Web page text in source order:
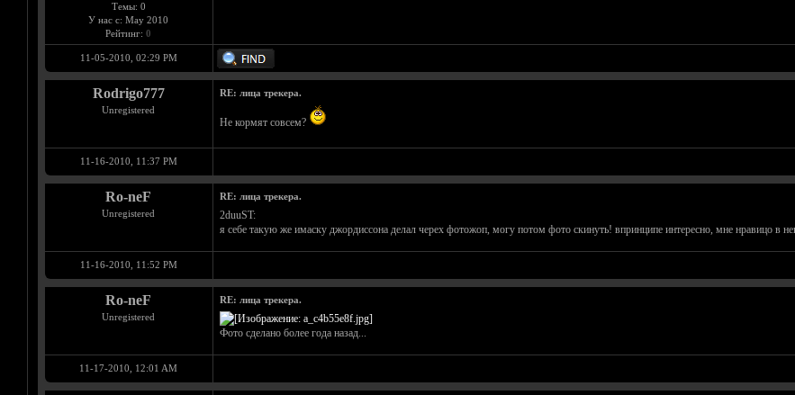
Темы: 0
У нас с: May 2010
Рейтинг: 0
11-05-2010, 02:29 PM
Rodrigo777
Unregistered
RE: лица трекера.
Не кормят совсем?
11-16-2010, 11:37 PM
Ro-neF
Unregistered
RE: лица трекера.
2duuST:
я себе такую же имаску джордиссона делал черех фотожоп, могу потом фото скинуть! впринципе интересно, мне нравицо в
11-16-2010, 11:52 PM
Ro-neF
Unregistered
RE: лица трекера.
Фото сделано более года назад...
11-17-2010, 12:01 AM